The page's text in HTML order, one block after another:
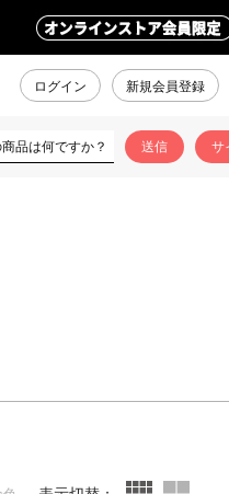
ログイン 新規会員登録
サ